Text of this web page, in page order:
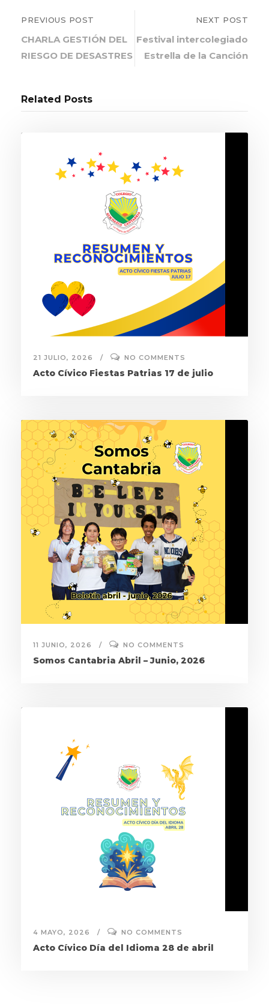
PREVIOUS POST
CHARLA GESTIÓN DEL
RIESGO DE DESASTRES
NEXT POST
Festival intercolegiado
Estrella de la Canción
Related Posts
21 JULIO, 2026 NO COMMENTS
Acto Cívico Fiestas Patrias 17 de julio
11 JUNIO, 2026 NO COMMENTS
Somos Cantabria Abril – Junio, 2026
4 MAYO, 2026 NO COMMENTS
Acto Cívico Día del Idioma 28 de abril